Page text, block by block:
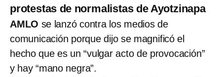
protestas de normalistas de Ayotzinapa
AMLO se lanzó contra los medios de
comunicación porque dijo se magnificó el
hecho que es un “vulgar acto de provocación”
y hay “mano negra”.